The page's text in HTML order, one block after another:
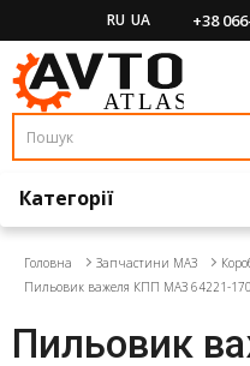
RU UA +38
Категорії
Головна Запчастини МАЗ
Пильовик важеля КПП МАЗ 64221-
Пильовик